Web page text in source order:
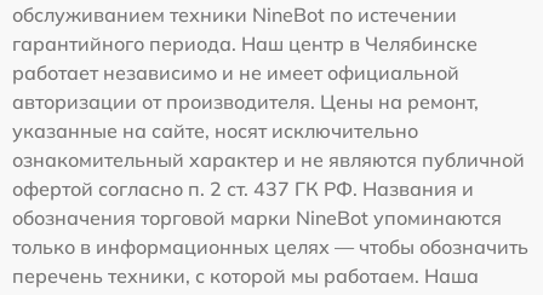
обслуживанием техники NineBot по истечении
гарантийного периода. Наш центр в Челябинске
работает независимо и не имеет официальной
авторизации от производителя. Цены на ремонт,
указанные на сайте, носят исключительно
ознакомительный характер и не являются публичной
офертой согласно п. 2 ст. 437 ГК РФ. Названия и
обозначения торговой марки NineBot упоминаются
только в информационных целях — чтобы обозначить
перечень техники, с которой мы работаем. Наша